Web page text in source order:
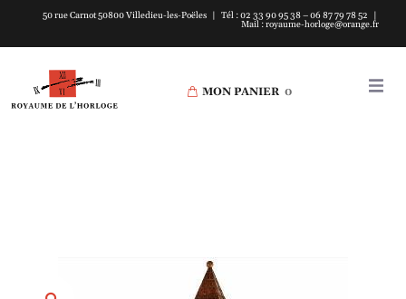
50 rue Carnot 50800 Villedieu-les-Poëles | Tél : 02 33 90 95 38 – 06 87 79 78 52 |
Mail : royaume-horloge@orange.fr
MON PANIER 0